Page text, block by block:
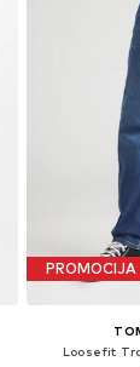
PROMOCIJA
Loosefit